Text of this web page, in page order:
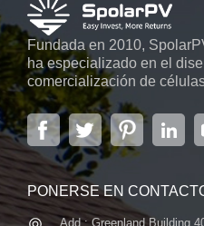
Fundada en 2010,
ha especializado en el
comercialización de
y sistemas de energía
la capital de la provincia
superficie de 6.000 m2,
automáticos avanzados...
PONERSE EN
Add : Greenland Building